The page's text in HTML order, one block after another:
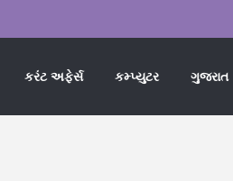
કરંટ અફેર્સ કમ્પ્યુટર ગુજરાત